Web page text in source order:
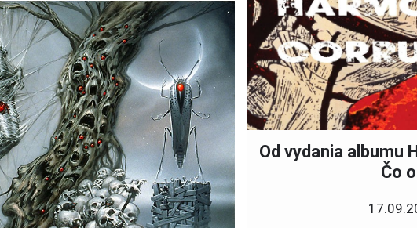
Od vydania albumu
Čo